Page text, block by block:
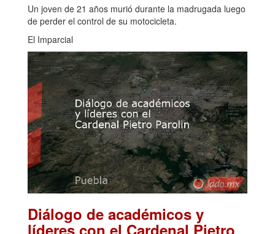
Un joven de 21 años murió durante la madrugada luego
de perder el control de su motocicleta.
El Imparcial
Diálogo de académicos y
líderes con el Cardenal Pietro